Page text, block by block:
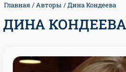
Главная Авторы Дина Кондеева
ДИНА КОНДЕЕВА